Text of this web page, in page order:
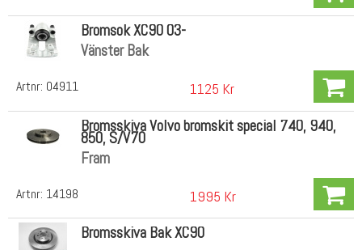
Artnr: 04911
Bromsok XC90 03-
Vänster Bak
1125 Kr
Artnr: 14198
Bromsskiva Volvo bromskit special 740, 940,
850, S/V70
Fram
1995 Kr
Bromsskiva Bak XC90